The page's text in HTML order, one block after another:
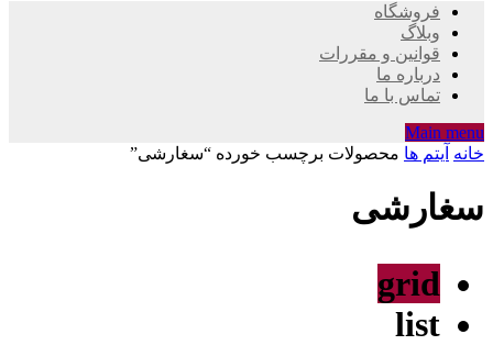
فروشگاه
وبلاگ
قوانین و مقررات
درباره ما
تماس با ما
Main menu
خانه آیتم ها محصولات برچسب خورده “سغارشی”
سغارشی
grid
list